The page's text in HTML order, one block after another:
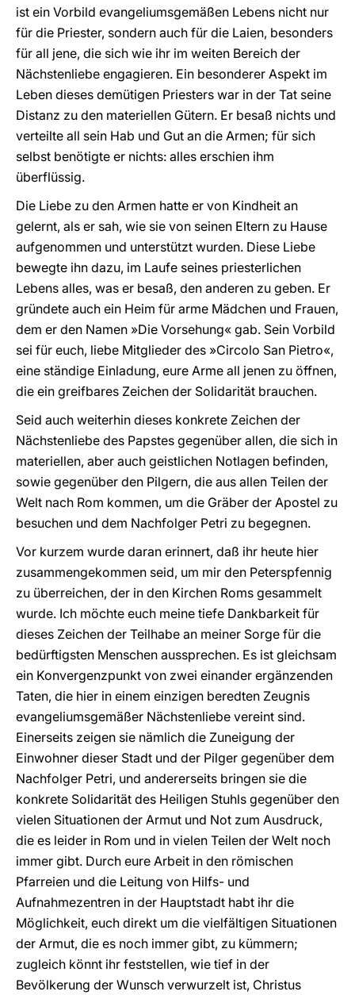
ist ein Vorbild evangeliumsgemäßen Lebens nicht nur
für die Priester, sondern auch für die Laien, besonders
für all jene, die sich wie ihr im weiten Bereich der
Nächstenliebe engagieren. Ein besonderer Aspekt im
Leben dieses demütigen Priesters war in der Tat seine
Distanz zu den materiellen Gütern. Er besaß nichts und
verteilte all sein Hab und Gut an die Armen; für sich
selbst benötigte er nichts: alles erschien ihm
überflüssig.
Die Liebe zu den Armen hatte er von Kindheit an
gelernt, als er sah, wie sie von seinen Eltern zu Hause
aufgenommen und unterstützt wurden. Diese Liebe
bewegte ihn dazu, im Laufe seines priesterlichen
Lebens alles, was er besaß, den anderen zu geben. Er
gründete auch ein Heim für arme Mädchen und Frauen,
dem er den Namen »Die Vorsehung« gab. Sein Vorbild
sei für euch, liebe Mitglieder des »Circolo San Pietro«,
eine ständige Einladung, eure Arme all jenen zu öffnen,
die ein greifbares Zeichen der Solidarität brauchen.
Seid auch weiterhin dieses konkrete Zeichen der
Nächstenliebe des Papstes gegenüber allen, die sich in
materiellen, aber auch geistlichen Notlagen befinden,
sowie gegenüber den Pilgern, die aus allen Teilen der
Welt nach Rom kommen, um die Gräber der Apostel zu
besuchen und dem Nachfolger Petri zu begegnen.
Vor kurzem wurde daran erinnert, daß ihr heute hier
zusammengekommen seid, um mir den Peterspfennig
zu überreichen, der in den Kirchen Roms gesammelt
wurde. Ich möchte euch meine tiefe Dankbarkeit für
dieses Zeichen der Teilhabe an meiner Sorge für die
bedürftigsten Menschen aussprechen. Es ist gleichsam
ein Konvergenzpunkt von zwei einander ergänzenden
Taten, die hier in einem einzigen beredten Zeugnis
evangeliumsgemäßer Nächstenliebe vereint sind.
Einerseits zeigen sie nämlich die Zuneigung der
Einwohner dieser Stadt und der Pilger gegenüber dem
Nachfolger Petri, und andererseits bringen sie die
konkrete Solidarität des Heiligen Stuhls gegenüber den
vielen Situationen der Armut und Not zum Ausdruck,
die es leider in Rom und in vielen Teilen der Welt noch
immer gibt. Durch eure Arbeit in den römischen
Pfarreien und die Leitung von Hilfs- und
Aufnahmezentren in der Hauptstadt habt ihr die
Möglichkeit, euch direkt um die vielfältigen Situationen
der Armut, die es noch immer gibt, zu kümmern;
zugleich könnt ihr feststellen, wie tief in der
Bevölkerung der Wunsch verwurzelt ist, Christus